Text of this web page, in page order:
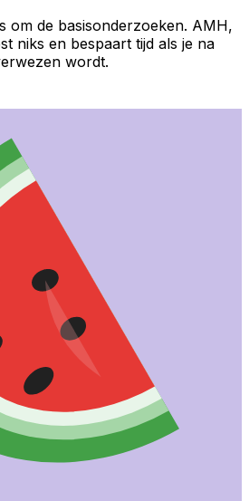
om de basisonderzoeken. AMH,
niks en bespaart tijd als je na
wordt.